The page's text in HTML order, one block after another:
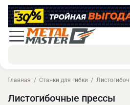
Главная Станки для гибки
Листогибочные прессы